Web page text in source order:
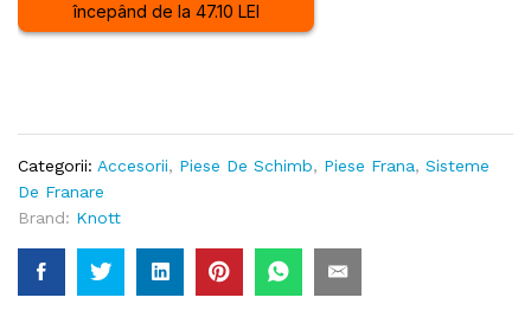
începând de la 47.10 LEI
Categorii: Accesorii, Piese De Schimb, Piese Frana, Sisteme
De Franare
Brand: Knott